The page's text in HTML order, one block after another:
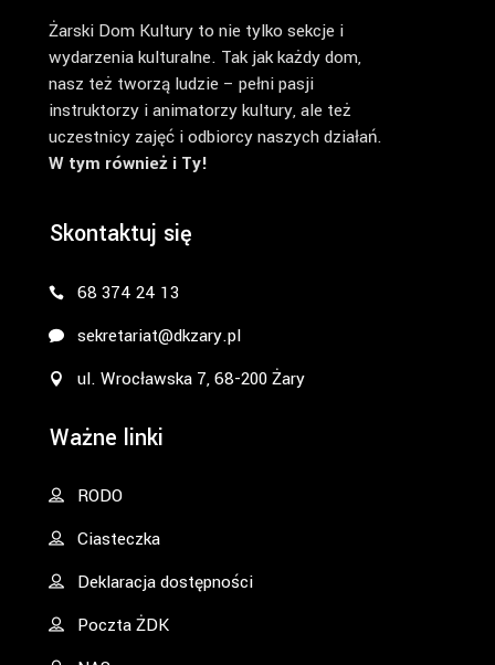
Żarski Dom Kultury to nie tylko sekcje i
wydarzenia kulturalne. Tak jak każdy dom,
nasz też tworzą ludzie – pełni pasji
instruktorzy i animatorzy kultury, ale też
uczestnicy zajęć i odbiorcy naszych działań.
W tym również i Ty!
Skontaktuj się
68 374 24 13
sekretariat@dkzary.pl
ul. Wrocławska 7, 68-200 Żary
Ważne linki
RODO
Ciasteczka
Deklaracja dostępności
Poczta ŻDK